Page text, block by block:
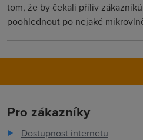
tom, že by čekali příliv
poohlednout po nejaké
Pro zákazníky
Dostupnost internetu